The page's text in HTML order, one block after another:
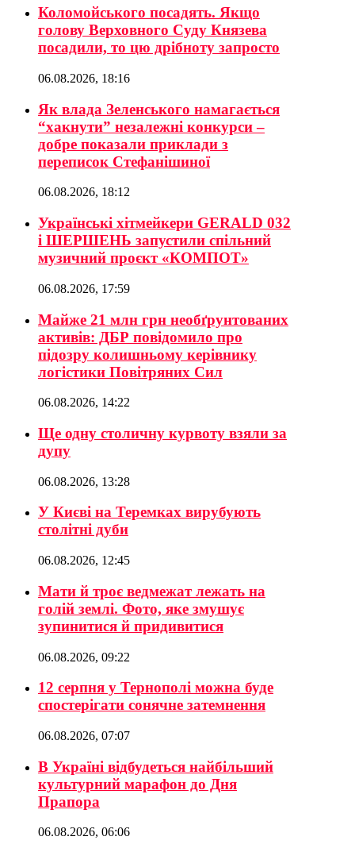
Коломойського посадять. Якщо
голову Верховного Суду Князева
посадили, то цю дрібноту запросто
06.08.2026, 18:16
Як влада Зеленського намагається
“хакнути” незалежні конкурси –
добре показали приклади з
переписок Стефанішиної
06.08.2026, 18:12
Українські хітмейкери GERALD 032
і ШЕРШЕНЬ запустили спільний
музичний проєкт «КОМПОТ»
06.08.2026, 17:59
Майже 21 млн грн необґрунтованих
активів: ДБР повідомило про
підозру колишньому керівнику
логістики Повітряних Сил
06.08.2026, 14:22
Ще одну столичну курвоту взяли за
дупу
06.08.2026, 13:28
У Києві на Теремках вирубують
столітні дуби
06.08.2026, 12:45
Мати й троє ведмежат лежать на
голій землі. Фото, яке змушує
зупинитися й придивитися
06.08.2026, 09:22
12 серпня у Тернополі можна буде
спостерігати сонячне затемнення
06.08.2026, 07:07
В Україні відбудеться найбільший
культурний марафон до Дня
Прапора
06.08.2026, 06:06